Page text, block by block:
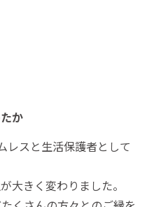
か
レスと生活保護者として
大きく変わりました。